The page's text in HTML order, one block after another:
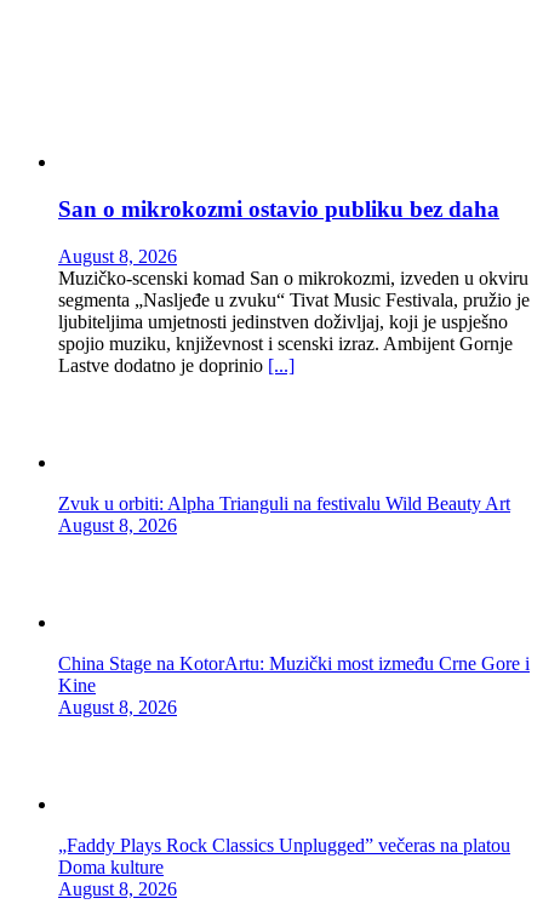
San o mikrokozmi ostavio publiku bez daha
August 8, 2026
Muzičko-scenski komad San o mikrokozmi, izveden u okviru
segmenta „Nasljeđe u zvuku“ Tivat Music Festivala, pružio je
ljubiteljima umjetnosti jedinstven doživljaj, koji je uspješno
spojio muziku, književnost i scenski izraz. Ambijent Gornje
Lastve dodatno je doprinio [...]
Zvuk u orbiti: Alpha Trianguli na festivalu Wild Beauty Art
August 8, 2026
China Stage na KotorArtu: Muzički most između Crne Gore i
Kine
August 8, 2026
„Faddy Plays Rock Classics Unplugged” večeras na platou
Doma kulture
August 8, 2026